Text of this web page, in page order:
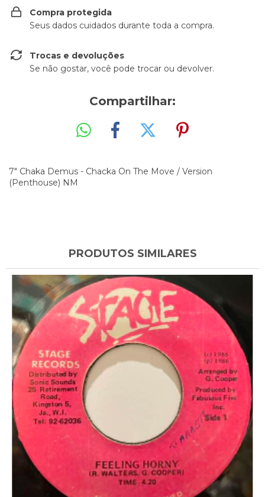
Compra protegida
Seus dados cuidados durante toda a compra.
Trocas e devoluções
Se não gostar, você pode trocar ou devolver.
Compartilhar:
7" Chaka Demus - Chacka On The Move / Version
(Penthouse) NM
PRODUTOS SIMILARES